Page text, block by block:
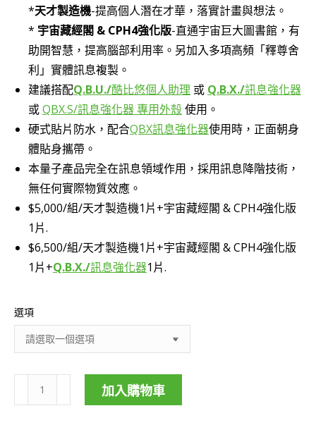
到
NT$6,500
*天才製造機-提高個人潛在才華，落實計畫與想法。
* 宇宙藏經閣 & CPH4強化版-直通宇宙巨大圖書館，有
助開智慧，提高腦部利用率。另加入多項高頻「釋尊舍
利」實體訊息複製。
建議搭配Q.B.U./酷比悠個人助理 或 Q.B.X./訊息強化器
或QBX.S/訊息強化器 專用外殼使用。
硬式貼片防水，配合QBX訊息強化器使用時，正面朝身
體貼身攜帶。
本量子產品完全在訊息領域作用，採用訊息降階技術，
無任何實際物質效應。
$5,000/組/天才製造機1片+宇宙藏經閣 & CPH4強化版
1片.
$6,500/組/天才製造機1片+宇宙藏經閣 & CPH4強化版
1片+Q.B.X./訊息強化器1片.
選項
高
加入購物車